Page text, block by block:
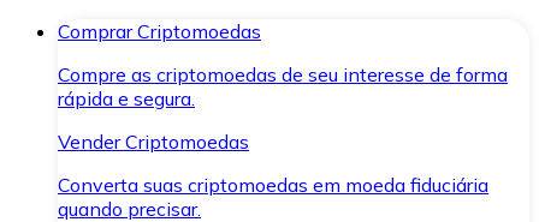
Comprar Criptomoedas
Compre as criptomoedas de seu interesse de forma
rápida e segura.
Vender Criptomoedas
Converta suas criptomoedas em moeda fiduciária
quando precisar.